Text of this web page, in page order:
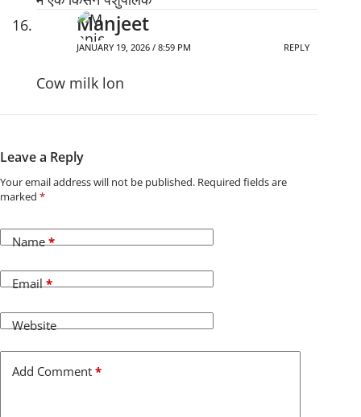
Manjeet
JANUARY 19, 2026 / 8:59 PM REPLY
Cow milk lon
Leave a Reply
Your email address will not be published. Required fields are
marked *
Name*
Email*
Website
Add Comment *